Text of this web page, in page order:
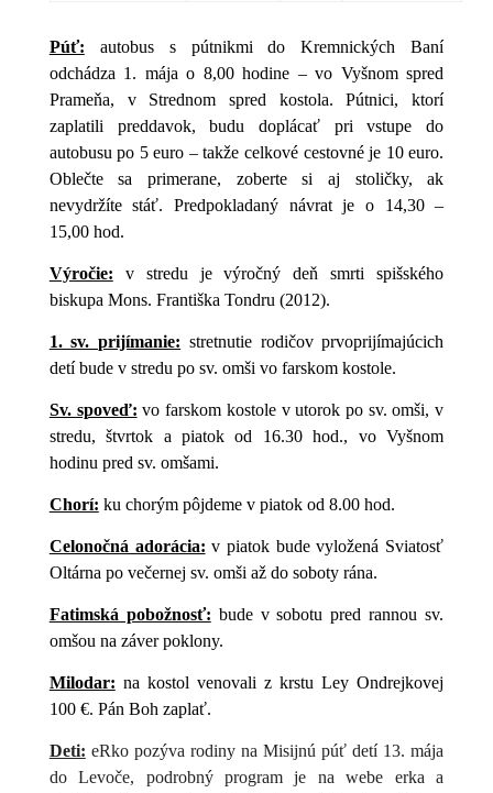
Púť:
autobus s pútnikmi do Kremnických Baní
odchádza 1. mája o 8,00 hodine – vo Vyšnom spred
Prameňa, v Strednom spred kostola. Pútnici, ktorí
zaplatili preddavok, budu doplácať pri vstupe do
autobusu po 5 euro – takže celkové cestovné je 10 euro.
Oblečte sa primerane, zoberte si aj stoličky, ak
nevydržíte stáť. Predpokladaný návrat je o 14,30 –
15,00 hod.
Výročie: v stredu je výročný deň smrti spišského
biskupa Mons. Františka Tondru (2012).
1. sv. prijímanie: stretnutie rodičov prvoprijímajúcich
detí bude v stredu po sv. omši vo farskom kostole.
Sv. spoveď: vo farskom kostole v utorok po sv. omši, v
stredu, štvrtok a piatok od 16.30 hod., vo Vyšnom
hodinu pred sv. omšami.
Chorí: ku chorým pôjdeme v piatok od 8.00 hod.
Celonočná adorácia: v piatok bude vyložená Sviatosť
Oltárna po večernej sv. omši až do soboty rána.
Fatimská pobožnosť: bude v sobotu pred rannou sv.
omšou na záver poklony.
Milodar: na kostol venovali z krstu Ley Ondrejkovej
100 €. Pán Boh zaplať.
Deti: eRko pozýva rodiny na Misijnú púť detí 13. mája
do Levoče, podrobný program je na webe erka a